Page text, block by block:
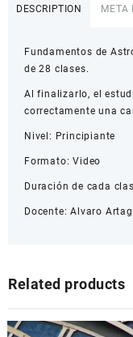
DESCRIPTION META
Fundamentos de
de 28 clases.
Al finalizarlo, el
correctamente una
Nivel: Principiante
Formato: Video
Duración de cada
Docente: Alvaro
Related products